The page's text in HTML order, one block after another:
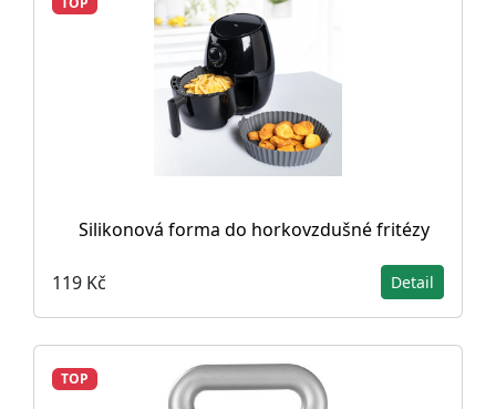
Silikonová forma do horkovzdušné fritézy
119 Kč Detail
TOP